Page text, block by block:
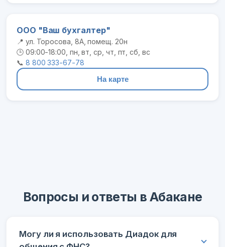
ООО "Ваш бухгалтер"
📍 ул. Торосова, 8А, помещ. 20н
🕒 09:00-18:00, пн, вт, ср, чт, пт, сб, вс
📞 8 800 333-67-78
На карте
Вопросы и ответы в Абакане
Могу ли я использовать Диадок для